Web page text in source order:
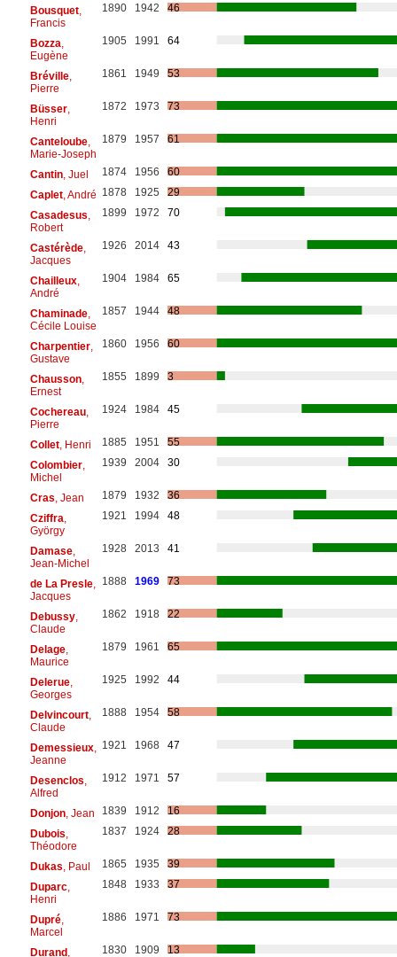
Bousquet,
Francis
1890 1942 46
Bozza
Eugène
1905 1991 64
Bréville,
Pierre
1861 1949 53
Büsser,
Henri
1872 1973 73
Canteloube,
Marie-Joseph
1879 1957 61
Cantin, Juel 1874 1956
60
Caplet, André 1878 1925
29
Casadesus
Robert
1899 1972 70
Castérède,
Jacques
1926 2014 43
Chailleux,
André
1904 1984 65
Chaminade,
Cécile Louise
1857 1944 48
Charpentier,
Gustave
1860 1956 60
Chausson,
Ernest
1855 1899 3
Cochereau,
Pierre
1924 1984 45
Collet, Henri 1885 1951
55
Colombier,
Michel
1939 2004 30
Cras , Jean 1879 1932
36
Cziffra
György
1921 1994 48
Damase,
Jean-Michel
1928 2013 41
de La Presle,
Jacques
1888 1969 73
Debussy,
Claude
1862 1918 22
Delage,
Maurice
1879 1961 65
Delerue,
Georges
1925 1992 44
Delvincourt,
Claude
1888 1954 58
Demessieux,
Jeanne
1921 1968 47
Desenclos
Alfred
1912 1971 57
Donjon, Jean 1839 1912
16
Dubois
Théodore
1837 1924 28
Dukas , Paul 1865 1935
39
Duparc,
Henri
1848 1933 37
Dupré,
Marcel
1886 1971 73
Durand, 1830 1909 13